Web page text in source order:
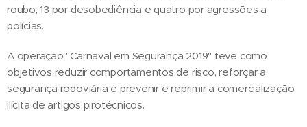
roubo, 13 por desobediência e quatro por agressões a
polícias.
A operação "Carnaval em Segurança 2019" teve como
objetivos reduzir comportamentos de risco, reforçar a
segurança rodoviária e prevenir e reprimir a comercialização
ilícita de artigos pirotécnicos.